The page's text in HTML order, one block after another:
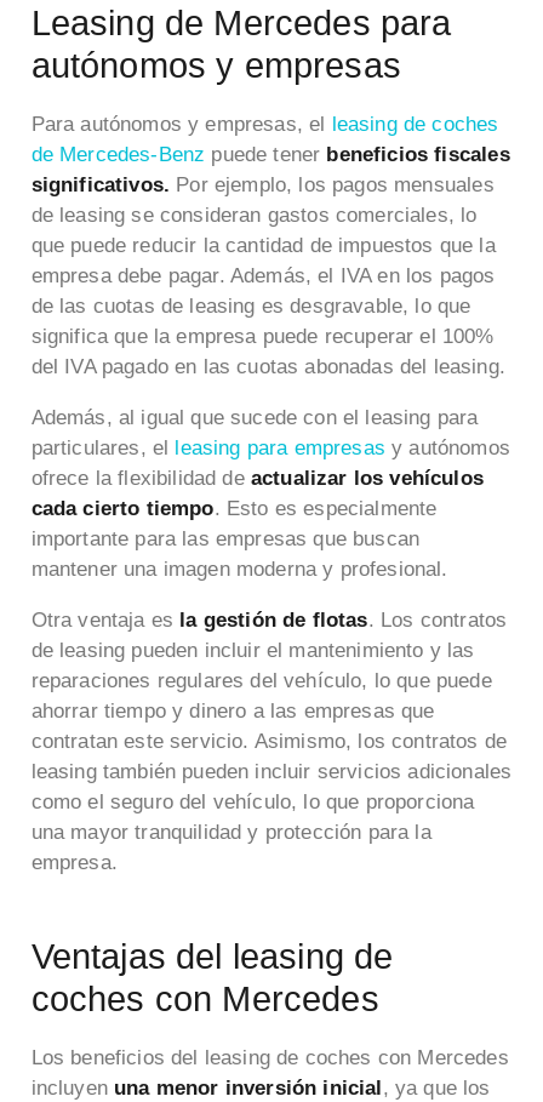
Leasing de Mercedes para
autónomos y empresas
Para autónomos y empresas, el
leasing de coches
de Mercedes-Benz puede tener beneficios fiscales
significativos. Por ejemplo, los pagos mensuales
de leasing se consideran gastos comerciales, lo
que puede reducir la cantidad de impuestos que la
empresa debe pagar. Además, el IVA en los pagos
de las cuotas de leasing es desgravable, lo que
significa que la empresa puede recuperar el 100%
del IVA pagado en las cuotas abonadas del leasing.
Además, al igual que sucede con el leasing para
particulares, el
leasing para empresas y autónomos
ofrece la flexibilidad de actualizar los vehículos
cada cierto tiempo. Esto es especialmente
importante para las empresas que buscan
mantener una imagen moderna y profesional.
Otra ventaja es la gestión de flotas. Los contratos
de leasing pueden incluir el mantenimiento y las
reparaciones regulares del vehículo, lo que puede
ahorrar tiempo y dinero a las empresas que
contratan este servicio. Asimismo, los contratos de
leasing también pueden incluir servicios adicionales
como el seguro del vehículo, lo que proporciona
una mayor tranquilidad y protección para la
empresa.
Ventajas del leasing de
coches con Mercedes
Los beneficios del leasing de coches con Mercedes
incluyen una menor inversión inicial , ya que los